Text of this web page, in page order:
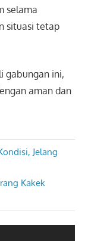
selama
situasi tetap
gabungan ini,
aman dan
Jelang
Kakek